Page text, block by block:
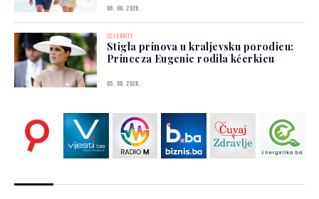
06. 08. 2026.
CELEBRITY
Stigla prinova u kraljevsku porodicu:
Princeza Eugenie rodila kćerkicu
05. 08. 2026.